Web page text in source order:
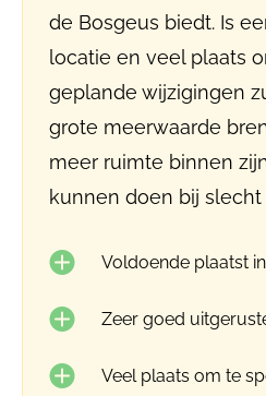
de Bosgeus biedt. Is
locatie en veel plaats
geplande wijzigingen
grote meerwaarde
meer ruimte binnen
kunnen doen bij slecht
Voldoende plaatst
Zeer goed
Veel plaats om te